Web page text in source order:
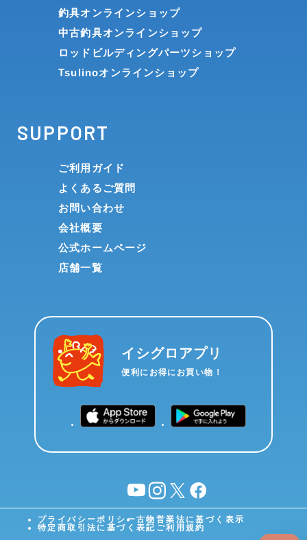
釣具オンラインショップ
中古釣具オンラインショップ
ロッドビルディングパーツショップ
Tsulinoオンラインショップ
SUPPORT
ご利用ガイド
よくあるご質問
お問い合わせ
会社概要
公式ホームページ
店舗一覧
イシグロアプリ
便利にお得にお買い物！
YouTubeinstagram
X facebook
プライバシーポリシー古物営業法に基づく表示
特定商取引法に基づく表記 ご利用規約